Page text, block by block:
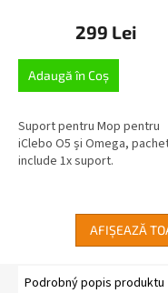
299 Lei
Adaugă în Coş
Suport pentru Mop pentru
iClebo O5 și Omega,
include 1x suport.
AFIŞEAZĂ
Podrobný popis produktu